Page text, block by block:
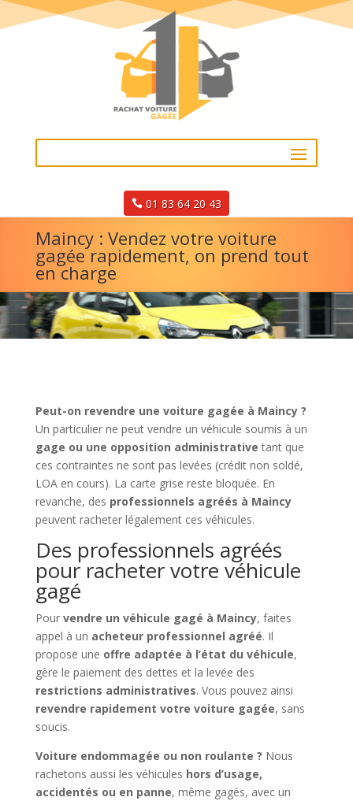
01 83 64 20 43
Maincy : Vendez votre voiture
gagée rapidement, on prend tout
en charge
Peut-on revendre une voiture gagée à Maincy ?
Un particulier ne peut vendre un véhicule soumis à un
gage ou une opposition administrative tant que
ces contraintes ne sont pas levées (crédit non soldé,
LOA en cours). La carte grise reste bloquée. En
revanche, des professionnels agréés à Maincy
peuvent racheter légalement ces véhicules.
Des professionnels agréés
pour racheter votre véhicule
gagé
Pour vendre un véhicule gagé à Maincy, faites
appel à un acheteur professionnel agréé. Il
propose une offre adaptée à l’état du véhicule,
gère le paiement des dettes et la levée des
restrictions administratives. Vous pouvez ainsi
revendre rapidement votre voiture gagée, sans
soucis.
Voiture endommagée ou non roulante ? Nous
rachetons aussi les véhicules hors d’usage,
accidentés ou en panne, même gagés, avec un